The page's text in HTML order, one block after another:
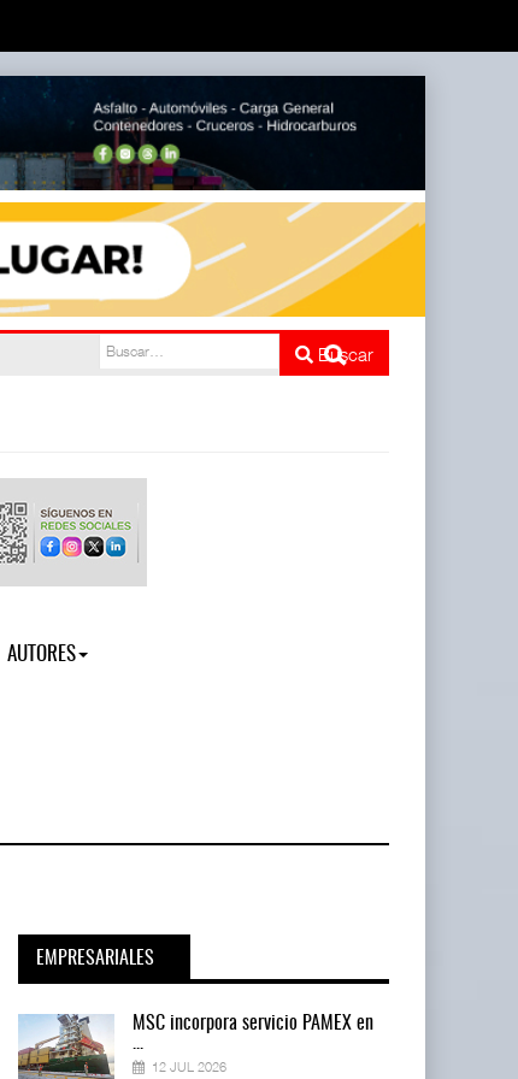
Buscar
AUTORES
EMPRESARIALES
MSC incorpora servicio PAMEX en
12 JUL 2026